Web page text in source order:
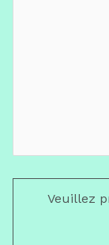
Veuillez